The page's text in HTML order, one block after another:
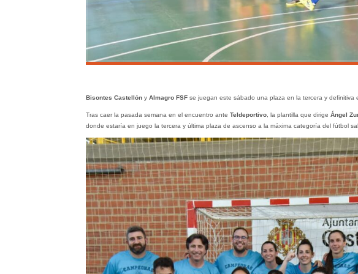
Bisontes Castellóny Almagro FSF se juegan este sábado una plaza en la tercera y definitiva
Tras caer la pasada semana en el encuentro ante Teldeportivo, la plantilla que dirige Ángel
donde estaría en juego la tercera y última plaza de ascenso a la máxima categoría del fútbol